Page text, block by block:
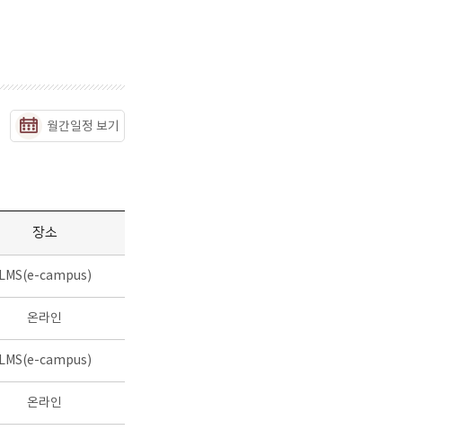
월간일정 보기
장소
LMS(e-campus)
온라인
LMS(e-campus)
온라인